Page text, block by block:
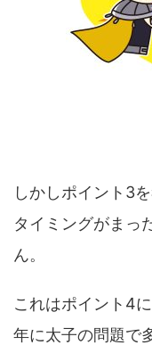
しかしポイント3
タイミングがまっ
ん。
これはポイント4
年に太子の問題で